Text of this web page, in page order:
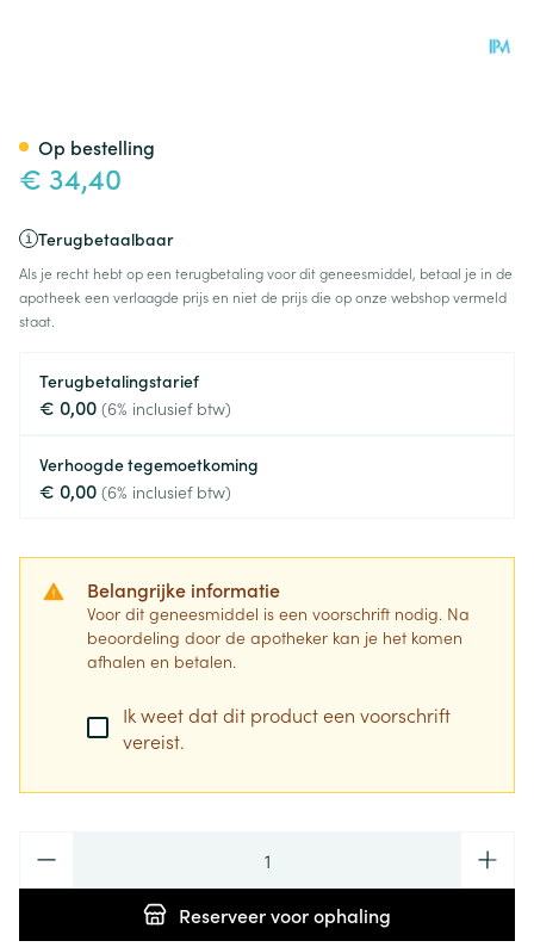
€ 34,40
Terugbetaalbaar
Als je recht hebt op een terugbetaling voor dit geneesmiddel, betaal je in de
apotheek een verlaagde prijs en niet de prijs die op onze webshop vermeld
staat.
Terugbetalingstarief
€ 0,00 (6% inclusief btw)
Verhoogde tegemoetkoming
€ 0,00 (6% inclusief btw)
Belangrijke informatie
Voor dit geneesmiddel is een voorschrift nodig. Na
beoordeling door de apotheker kan je het komen
afhalen en betalen.
Ik weet dat dit product een voorschrift
vereist.
Reserveervoor ophaling
Op bestelling